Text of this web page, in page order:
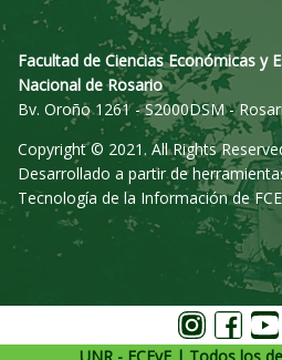
Facultad de Ciencias Económicas y
Nacional de Rosario
Bv. Oroño 1261 - S2000DSM -
Copyright © 2021. All Rights
Desarrollado a partir de
Tecnología de la Información de